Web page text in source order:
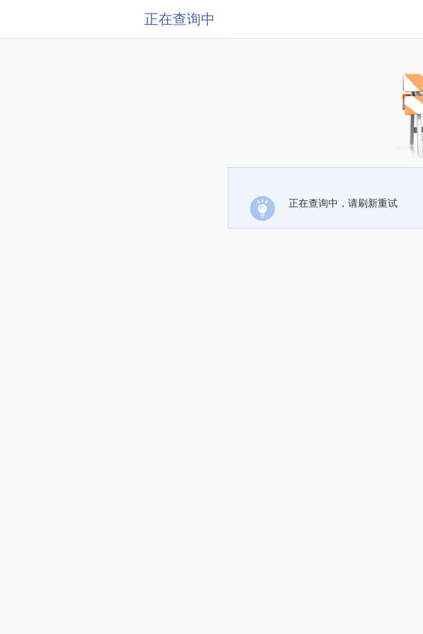
正在查询中
正在查询中，请刷新重试